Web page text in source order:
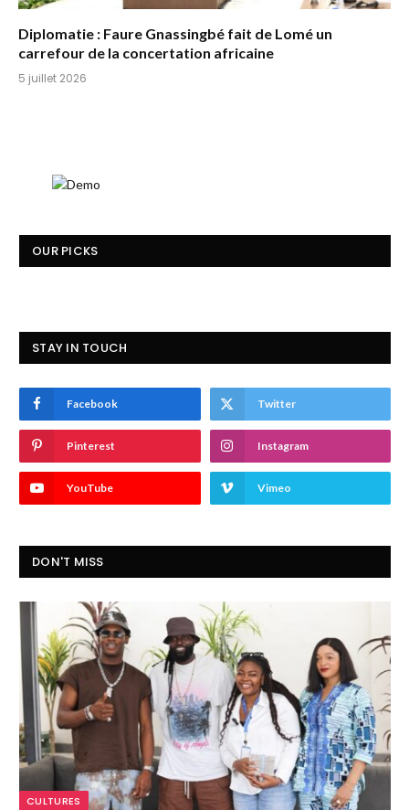
Diplomatie : Faure Gnassingbé fait de Lomé un
carrefour de la concertation africaine
5 juillet 2026
OUR PICKS
STAY IN TOUCH
Facebook Twitter
Pinterest Instagram
YouTube Vimeo
DON'T MISS
CULTURES